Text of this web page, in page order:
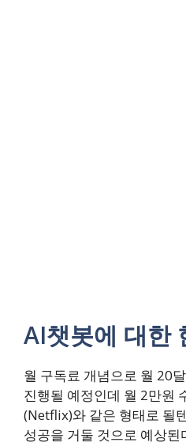
AI챗봇에 대한
월 구독료 개념으로 월 20
진행될 예정인데 월 2만원
(Netflix)와 같은 형태로 될
성공을 거둘 것으로 예상된